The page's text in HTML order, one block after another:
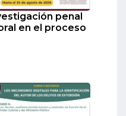
penal
en el proceso